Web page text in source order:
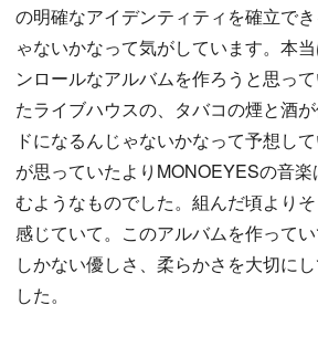
の明確なアイデンティティを確立で
ゃないかなって気がしています。本
ンロールなアルバムを作ろうと思っ
たライブハウスの、タバコの煙と酒
ドになるんじゃないかなって予想し
が思っていたよりMONOEYESの音
むようなものでした。組んだ頃より
感じていて。このアルバムを作って
しかない優しさ、柔らかさを大切に
した。